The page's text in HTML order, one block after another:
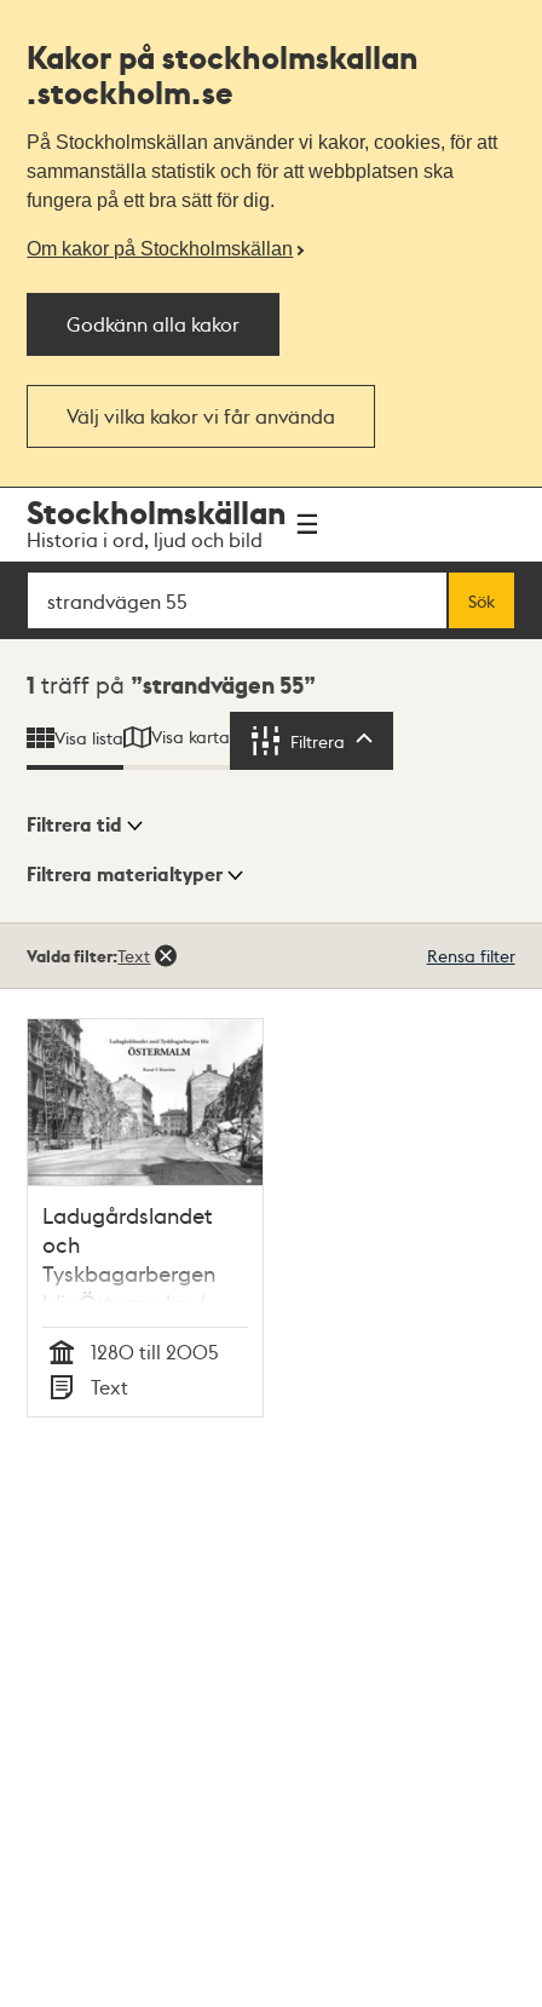
Kakor på stockholmskallan
.stockholm.se
På Stockholmskällan använder vi kakor, cookies, för att
sammanställa statistik och för att webbplatsen ska
fungera på ett bra sätt för dig.
Om kakor på Stockholmskällan
Godkänn alla kakor
Välj vilka kakor vi får använda
navigationen
huvudinnehållet
Stockholmskällan
Historia i ord, ljud och bild
Sök
Sök
Sökresultat
1 träff på strandvägen 55
Visa lista Visa karta Filtrera
Visningsläge
Filtrera tid
Filtrera materialtyper
träffar
Valda filter:Text Rensa filter
Ladugårdslandet
och
Tyskbagarbergen
blir Östermalm /
Raoul F. Boström
Tid
1280 till 2005
Typ
Text